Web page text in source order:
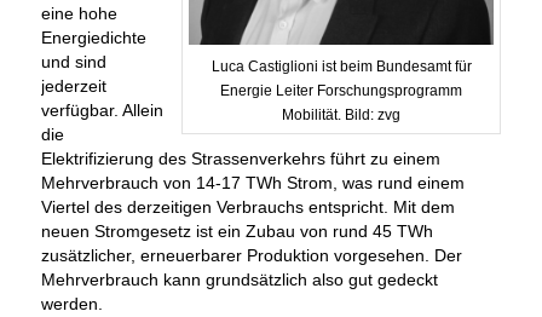
Luca Castiglioni ist beim Bundesamt für
Energie Leiter Forschungsprogramm
Mobilität. Bild: zvg
eine hohe
Energiedichte
und sind
jederzeit
verfügbar. Allein
die
Elektrifizierung des Strassenverkehrs führt zu einem
Mehrverbrauch von 14-17 TWh Strom, was rund einem
Viertel des derzeitigen Verbrauchs entspricht. Mit dem
neuen Stromgesetz ist ein Zubau von rund 45 TWh
zusätzlicher, erneuerbarer Produktion vorgesehen. Der
Mehrverbrauch kann grundsätzlich also gut gedeckt
werden.